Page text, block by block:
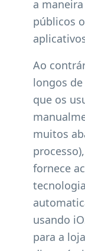
a
públicos
Ao
longos
que os
muitos
fornece
usando
para a